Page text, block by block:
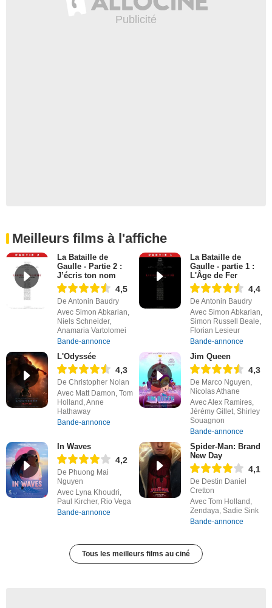
Meilleurs films à l'affiche
La Bataille de
Gaulle - Partie 2 :
J’écris ton nom
4,5
De Antonin Baudry
Avec Simon Abkarian,
Niels Schneider,
Anamaria Vartolomei
Bande-annonce
La Bataille de
Gaulle - partie 1 :
L'Âge de Fer
4,4
De Antonin Baudry
Avec Simon Abkarian,
Simon Russell Beale,
Florian Lesieur
Bande-annonce
L'Odyssée
4,3
De Christopher Nolan
Avec Matt Damon, Tom
Holland, Anne
Hathaway
Bande-annonce
Jim Queen
4,3
De Marco Nguyen,
Nicolas Athane
Avec Alex Ramires,
Jérémy Gillet, Shirley
Souagnon
Bande-annonce
In Waves
4,2
De Phuong Mai
Nguyen
Avec Lyna Khoudri,
Paul Kircher, Rio Vega
Bande-annonce
Spider-Man: Brand
New Day
4,1
De Destin Daniel
Cretton
Avec Tom Holland,
Zendaya, Sadie Sink
Bande-annonce
Tous les meilleurs films au ciné